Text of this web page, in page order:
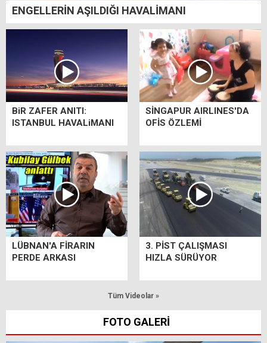
ENGELLERİN AŞILDIĞI HAVALİMANI
BiR ZAFER ANITI:
ISTANBUL HAVALiMANI
SİNGAPUR AIRLINES'DA
OFİS ÖZLEMİ
LÜBNAN'A FİRARIN
PERDE ARKASI
3. PİST ÇALIŞMASI
HIZLA SÜRÜYOR
Tüm Videolar »
FOTO GALERİ